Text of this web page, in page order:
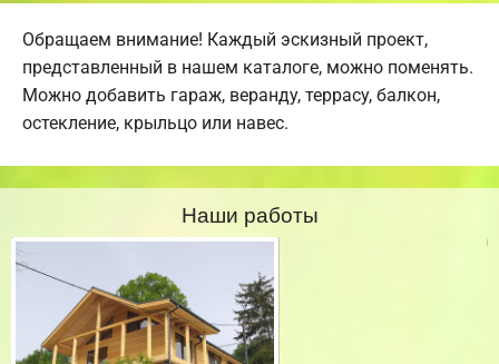
Обращаем внимание! Каждый эскизный проект,
представленный в нашем каталоге, можно поменять.
Можно добавить гараж, веранду, террасу, балкон,
остекление, крыльцо или навес.
Наши работы